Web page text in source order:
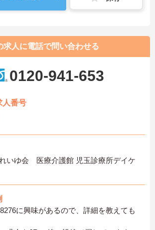
求人に電話で問い合わせる
0120-941-653
人番号
いゆ会 医療介護館 児玉診療所デイケ
に興味があるので、詳細を教えても